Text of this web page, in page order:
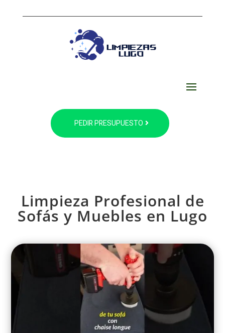
PEDIR PRESUPUESTO
Limpieza Profesional de
Sofás y Muebles en Lugo